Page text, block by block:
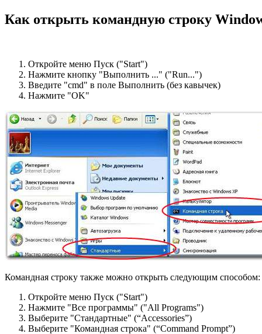
Как открыть командную строку
Откройте меню Пуск ("Start")
Нажмите кнопку "Выполнить ..." ("Run...")
Введите "cmd" в поле Выполнить (без кавычек)
Нажмите "OK"
Командная строку также можно открыть следующим способом:
Откройте меню Пуск ("Start")
Нажмите "Все программы" ("All Programs")
Выберите "Стандартные" (“Accessories”)
Выберите "Командная строка" (“Command Prompt”)